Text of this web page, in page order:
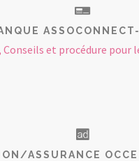
et procédure pour
ASSURANCE